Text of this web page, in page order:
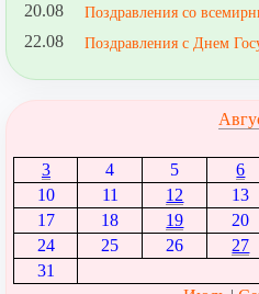
20.08 Поздравления со
22.08 Поздравления с Днем
3
4 5 6
10
11 12 13
17
18 19 20
24
25 26 27
31